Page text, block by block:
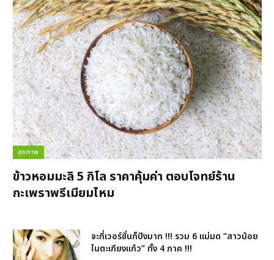
สุขภาพ
ข้าวหอมมะลิ 5 กิโล ราคาคุ้มค่า ตอบโจทย์ร้าน
กะเพราพรีเมียมไหม
จะกี่เวอร์ชั่นก็ปังมาก !!! รวม 6 แม่มด “สาวน้อย
ในตะเกียงแก้ว” ทั้ง 4 ภาค !!!